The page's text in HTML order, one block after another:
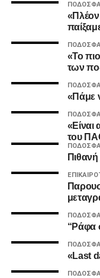
Η Κηφισιά τον
Ο Καμαρά έκρινε
Ατρόμητο και
Ο Τσακαλίδης δεν
φάση. Καταλόγισε
πέναλτι υπέρ του
Μιχαηλίδη και
«Το
των
«Πάμε
«Είναι
του
“Ράφα
«Last